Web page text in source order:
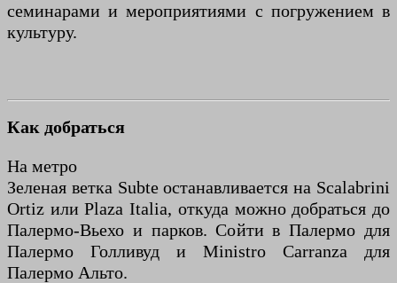
семинарами и мероприятиями с погружением в
культуру.
Как добраться
На метро
Зеленая ветка Subte останавливается на Scalabrini
Ortiz или Plaza Italia, откуда можно добраться до
Палермо-Вьехо и парков. Сойти в Палермо для
Палермо Голливуд и Ministro Carranza для
Палермо Альто.